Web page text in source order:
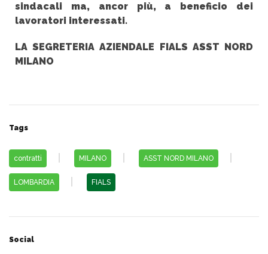
sindacali ma, ancor più, a beneficio dei
lavoratori interessati.
LA SEGRETERIA AZIENDALE FIALS ASST NORD
MILANO
Tags
contratti MILANO ASST NORD MILANO
LOMBARDIA FIALS
Social